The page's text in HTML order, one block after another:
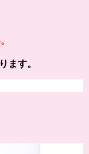
ます。